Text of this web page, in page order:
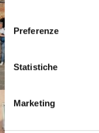
consenso
Preferenze
Statistiche
Marketing